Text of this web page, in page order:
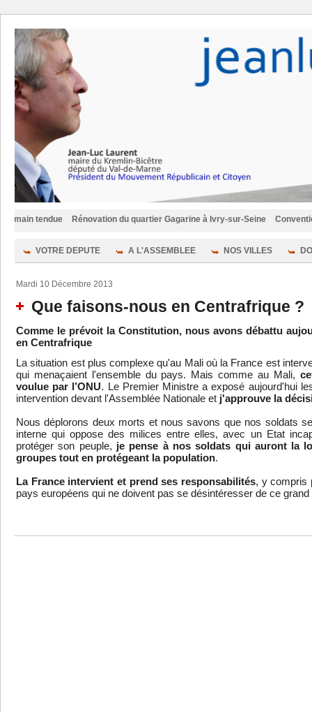
Rénovation du quartier Gagarine à Ivry-sur-Seine Convention pour
VOTRE DEPUTE A L'ASSEMBLEE NOS VILLES
Mardi 10 Décembre 2013
Que faisons-nous en Centrafrique ?
Comme le prévoit la Constitution, nous avons débattu
en Centrafrique
La situation est plus complexe qu'au Mali où la France est
qui menaçaient l'ensemble du pays. Mais comme au Mali,
voulue par l’ONU. Le Premier Ministre a exposé aujourd'hui
intervention devant l'Assemblée Nationale et j'approuve la
Nous déplorons deux morts et nous savons que nos soldats
interne qui oppose des milices entre elles, avec un Etat
protéger son peuple, je pense à nos soldats qui auront la
groupes tout en protégeant la population.
La France intervient et prend ses responsabilités, y compris
pays européens qui ne doivent pas se désintéresser de ce grand